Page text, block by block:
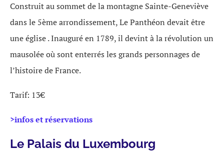
Construit au sommet de la montagne Sainte-Geneviève
dans le 5ème arrondissement, Le Panthéon devait être
une église . Inauguré en 1789, il devint à la révolution un
mausolée où sont enterrés les grands personnages de
l’histoire de France.
Tarif: 13€
>infos et réservations
Le Palais du Luxembourg